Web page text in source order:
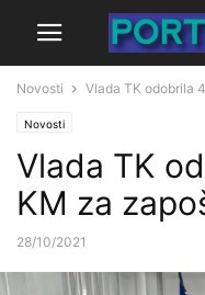
Novosti Vlada TK odobrila
Novosti
Vlada TK
KM za
28/10/2021